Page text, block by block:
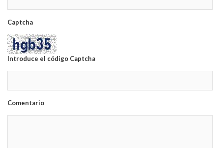
Captcha
Introduce el código Captcha
Comentario